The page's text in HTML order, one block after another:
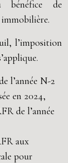
bénéfice de
l’imposition
l’année N-2
en 2024,
de l’année
aux
pour